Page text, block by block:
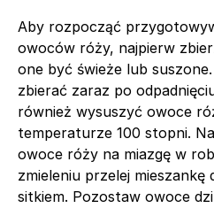
Aby rozpocząć
owoców róży, najpierw
one być świeże lub
zbierać zaraz po
również wysuszyć owoce
temperaturze 100 stopni.
owoce róży na miazgę w
zmieleniu przelej mieszankę
sitkiem. Pozostaw owoce